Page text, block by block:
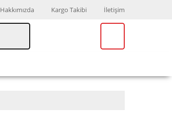
Hakkımızda Kargo Takibi İletişim